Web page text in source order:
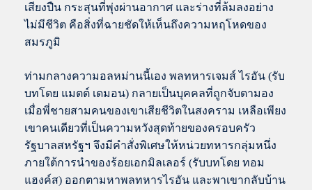
เสียงปืน กระสุนที่พุ่งผ่านอากาศ และร่างที่ล้มลงอย่าง
ไม่มีชีวิต คือสิ่งที่ฉายชัดให้เห็นถึงความหฤโหดของ
สมรภูมิ
ท่ามกลางความอลหม่านนี้เอง พลทหารเจมส์ ไรอัน (รับ
บทโดย แมตต์ เดมอน) กลายเป็นบุคคลที่ถูกจับตามอง
เมื่อพี่ชายสามคนของเขาเสียชีวิตในสงคราม เหลือเพียง
เขาคนเดียวที่เป็นความหวังสุดท้ายของครอบครัว
รัฐบาลสหรัฐฯ จึงมีคำสั่งพิเศษให้หน่วยทหารกลุ่มหนึ่ง
ภายใต้การนำของร้อยเอกมิลเลอร์ (รับบทโดย ทอม
แฮงค์ส) ออกตามหาพลทหารไรอัน และพาเขากลับบ้าน